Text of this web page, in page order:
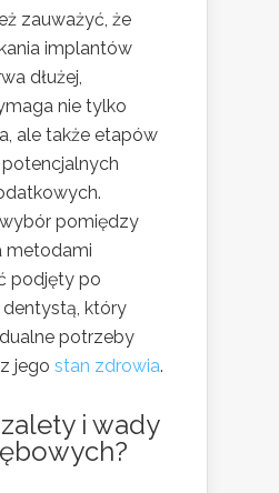
zauważyć, że
implantów
dłużej,
nie tylko
ale także etapów
pomiędzy
metodami
podjęty po
który
potrzeby
jego stan zdrowia.
i wady